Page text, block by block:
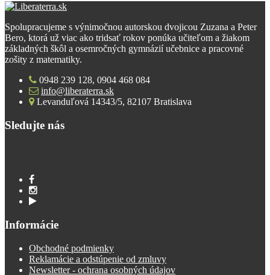
Spolupracujeme s výnimočnou autorskou dvojicou Zuzana a Peter
Bero, ktorá už viac ako tridsať rokov ponúka učiteľom a žiakom
základných škôl a osemročných gymnázií učebnice a pracovné
zošity z matematiky.
0948 239 128, 0904 468 084
info@liberaterra.sk
Levanduľová 14343/5, 82107 Bratislava
Sledujte nás
Informácie
Obchodné podmienky
Reklamácie a odstúpenie od zmluvy
Newsletter - ochrana osobných údajov